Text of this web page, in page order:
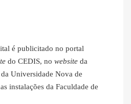
é publicitado no portal
do CEDIS, no website da
Universidade Nova de
instalações da Faculdade de